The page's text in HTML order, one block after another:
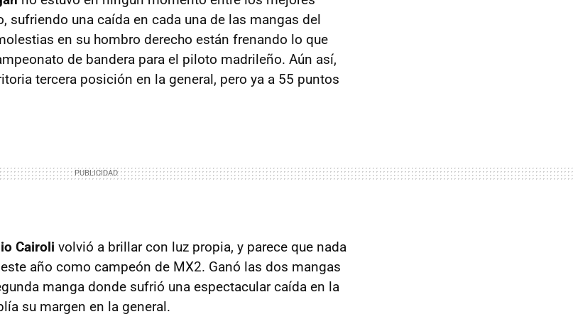
sufriendo una caída en cada una de las mangas del
en su hombro derecho están frenando lo que
de bandera para el piloto madrileño. Aún así,
tercera posición en la general, pero ya a 55 puntos
Cairoli volvió a brillar con luz propia, y parece que nada
año como campeón de MX2. Ganó las dos mangas
manga donde sufrió una espectacular caída en la
su margen en la general.